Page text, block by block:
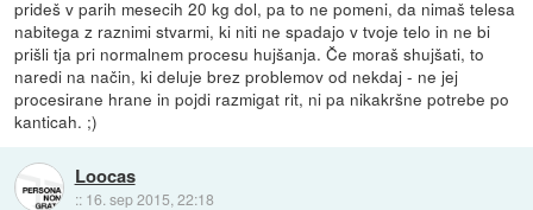
prideš v parih mesecih 20 kg dol, pa to ne pomeni, da nimaš telesa
nabitega z raznimi stvarmi, ki niti ne spadajo v tvoje telo in ne bi
prišli tja pri normalnem procesu hujšanja. Če moraš shujšati, to
naredi na način, ki deluje brez problemov od nekdaj - ne jej
procesirane hrane in pojdi razmigat rit, ni pa nikakršne potrebe po
kanticah. ;)
Loocas
:: 16. sep 2015, 22:18